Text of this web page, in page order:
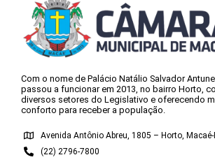
Com o nome de Palácio Natálio Salvador
passou a funcionar em 2013, no bairro Horto,
diversos setores do Legislativo e oferecendo
conforto para receber a população.
Avenida Antônio Abreu, 1805 – Horto, Macaé-
(22) 2796-7800